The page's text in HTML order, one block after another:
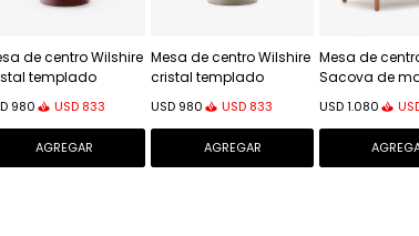
de centro Wilshire
templado
y acero
pintado -
mate Ø80cm
980 USD 833
Mesa de centro Wilshire
cristal templado
glaseado y acero
acabado pintado -
gris mate Ø80cm
USD 980 USD 833
Mesa de
Sacova de
maciza de
140 x 89 cm
USD1.080